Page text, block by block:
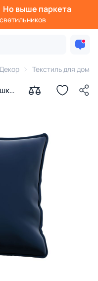
Но выше паркета
Текстиль для дома